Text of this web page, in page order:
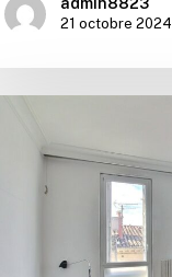
21 octobre 2024